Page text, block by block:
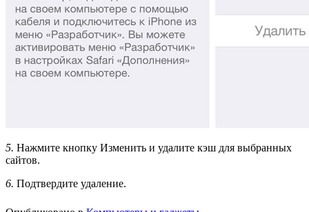
5. Нажмите кнопку Изменить и удалите кэш для выбранных
сайтов.
6. Подтвердите удаление.